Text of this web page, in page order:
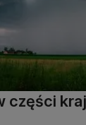
części